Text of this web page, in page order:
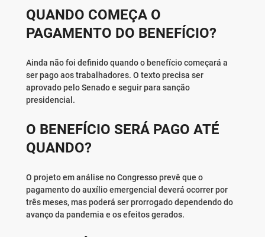
QUANDO COMEÇA O
PAGAMENTO DO BENEFÍCIO?
Ainda não foi definido quando o benefício começará a
ser pago aos trabalhadores. O texto precisa ser
aprovado pelo Senado e seguir para sanção
presidencial.
O BENEFÍCIO SERÁ PAGO ATÉ
QUANDO?
O projeto em análise no Congresso prevê que o
pagamento do auxílio emergencial deverá ocorrer por
três meses, mas poderá ser prorrogado dependendo do
avanço da pandemia e os efeitos gerados.